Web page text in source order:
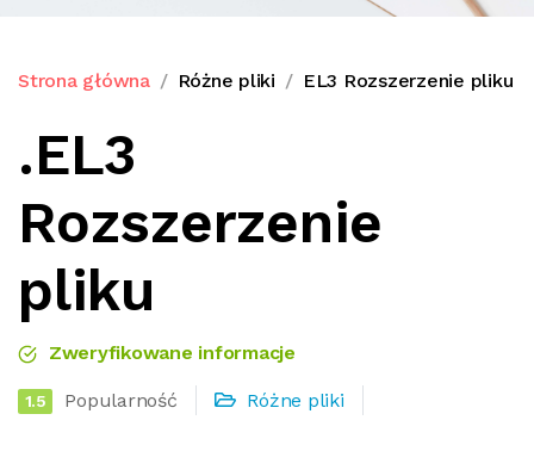
Strona główna Różne pliki EL3 Rozszerzenie pliku
.EL3
Rozszerzenie
pliku
Zweryfikowane informacje
1.5 Popularność Różne pliki